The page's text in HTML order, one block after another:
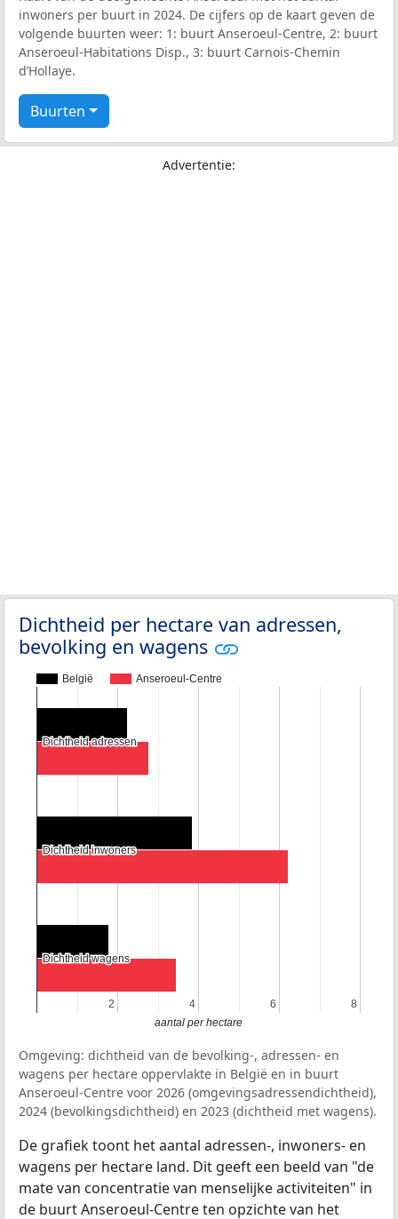
inwoners per buurt in 2024. De cijfers op de kaart geven de
volgende buurten weer: 1: buurt Anseroeul-Centre, 2: buurt
Anseroeul-Habitations Disp., 3: buurt Carnois-Chemin
d’Hollaye.
Buurten
Advertentie:
Dichtheid per hectare van adressen,
bevolking en wagens
België Anseroeul-Centre
2
2 4
4 6
6 8
8
Dichtheid adressen
Dichtheid adressen
Dichtheid inwoners
Dichtheid inwoners
Dichtheid wagens
Dichtheid wagens
aantal per hectare
Omgeving: dichtheid van de bevolking-, adressen- en
wagens per hectare oppervlakte in België en in buurt
Anseroeul-Centre voor 2026 (omgevingsadressendichtheid),
2024 (bevolkingsdichtheid) en 2023 (dichtheid met wagens).
De grafiek toont het aantal adressen-, inwoners- en
wagens per hectare land. Dit geeft een beeld van "de
mate van concentratie van menselijke activiteiten" in
de buurt Anseroeul-Centre ten opzichte van het